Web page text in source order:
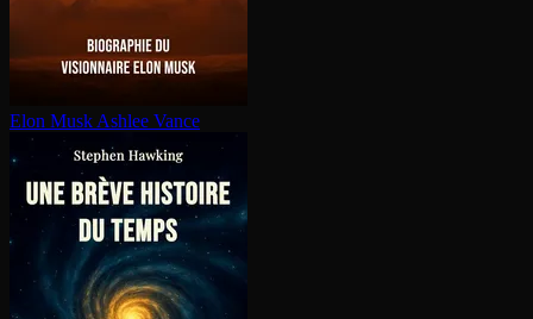
Elon Musk Ashlee Vance